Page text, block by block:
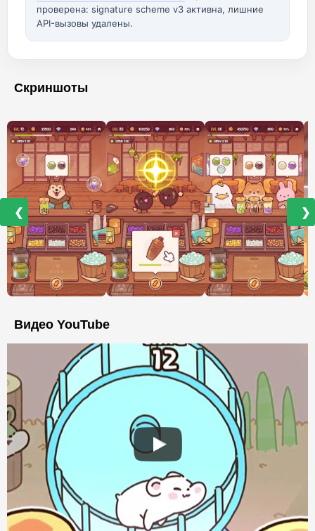
проверена: signature scheme v3 активна, лишние
API-вызовы удалены.
Скриншоты
❮ ❯
Видео YouTube